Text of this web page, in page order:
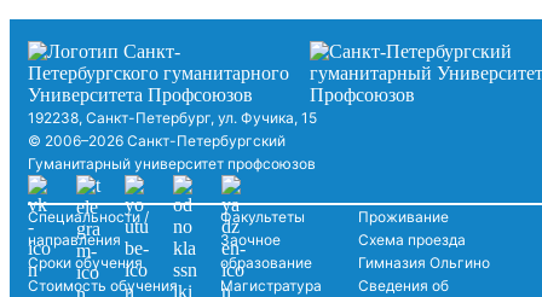
192238, Санкт-Петербург, ул. Фучика, 15
© 2006–2026 Санкт-Петербургский
Гуманитарный университет профсоюзов
Специальности /
направления
Сроки обучения
Стоимость обучения
Факультеты
Заочное
образование
Магистратура
Проживание
Схема проезда
Гимназия Ольгино
Сведения об